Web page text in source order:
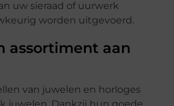
uw sieraad of uurwerk
worden uitgevoerd.
assortiment aan
van juwelen en horloges